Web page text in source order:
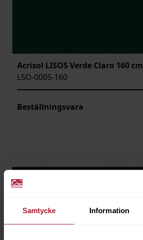
Samtycke Information
Acrisol LISOS Verde Claro 160 cm
LSO-0005-160
Beställningsvara